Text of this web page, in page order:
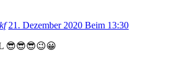
21. Dezember 2020 Beim 13:30
😎😎😎😉😀